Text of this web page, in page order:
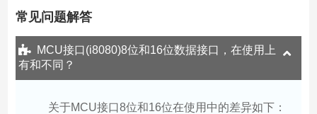
常见问题解答
MCU接口(i8080)8位和16位数据接口，在使用上
有和不同？
关于MCU接口8位和16位在使用中的差异如下：